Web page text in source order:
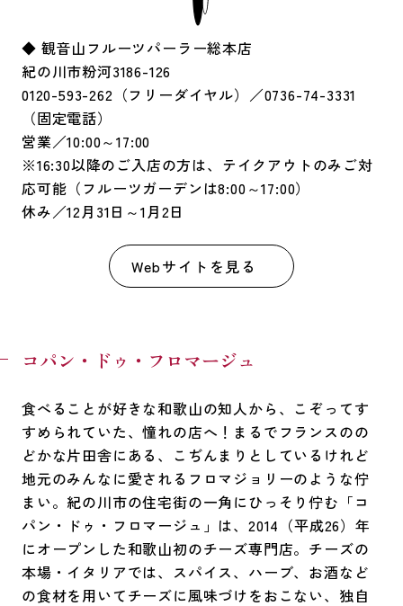
◆ 観音山フルーツパーラー総本店
紀の川市粉河3186-126
0120-593-262（フリーダイヤル）／0736-74-3331
（固定電話）
営業／10:00～17:00
※16:30以降のご入店の方は、テイクアウトのみご対
応可能（フルーツガーデンは8:00～17:00）
休み／12月31日～1月2日
Webサイトを見る
コパン・ドゥ・フロマージュ
食べることが好きな和歌山の知人から、こぞってす
すめられていた、憧れの店へ！まるでフランスのの
どかな片田舎にある、こぢんまりとしているけれど
地元のみんなに愛されるフロマジョリーのような佇
まい。紀の川市の住宅街の一角にひっそり佇む「コ
パン・ドゥ・フロマージュ」は、2014（平成26）年
にオープンした和歌山初のチーズ専門店。チーズの
本場・イタリアでは、スパイス、ハーブ、お酒など
の食材を用いてチーズに風味づけをおこない、独自